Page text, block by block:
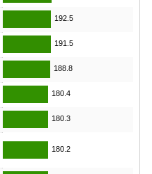
192.5
191.5
188.8
180.4
180.3
180.2